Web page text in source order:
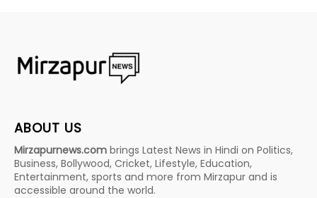
ABOUT US
Mirzapurnews.com brings Latest News in Hindi on Politics,
Business, Bollywood, Cricket, Lifestyle, Education,
Entertainment, sports and more from Mirzapur and is
accessible around the world.